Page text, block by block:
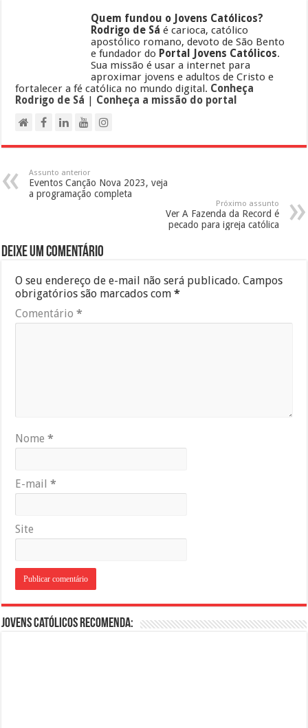
Quem fundou o Jovens Católicos?
Rodrigo de Sá é carioca, católico
apostólico romano, devoto de São Bento
e fundador do Portal Jovens Católicos.
Sua missão é usar a internet para
aproximar jovens e adultos de Cristo e
fortalecer a fé católica no mundo digital. Conheça
Rodrigo de Sá | Conheça a missão do portal
Assunto anterior
Eventos Canção Nova 2023, veja
a programação completa
Próximo assunto
Ver A Fazenda da Record é
pecado para igreja católica
Deixe um comentário
O seu endereço de e-mail não será publicado. Campos
obrigatórios são marcados com*
Comentário*
Nome*
E-mail*
Site
Jovens Católicos Recomenda: